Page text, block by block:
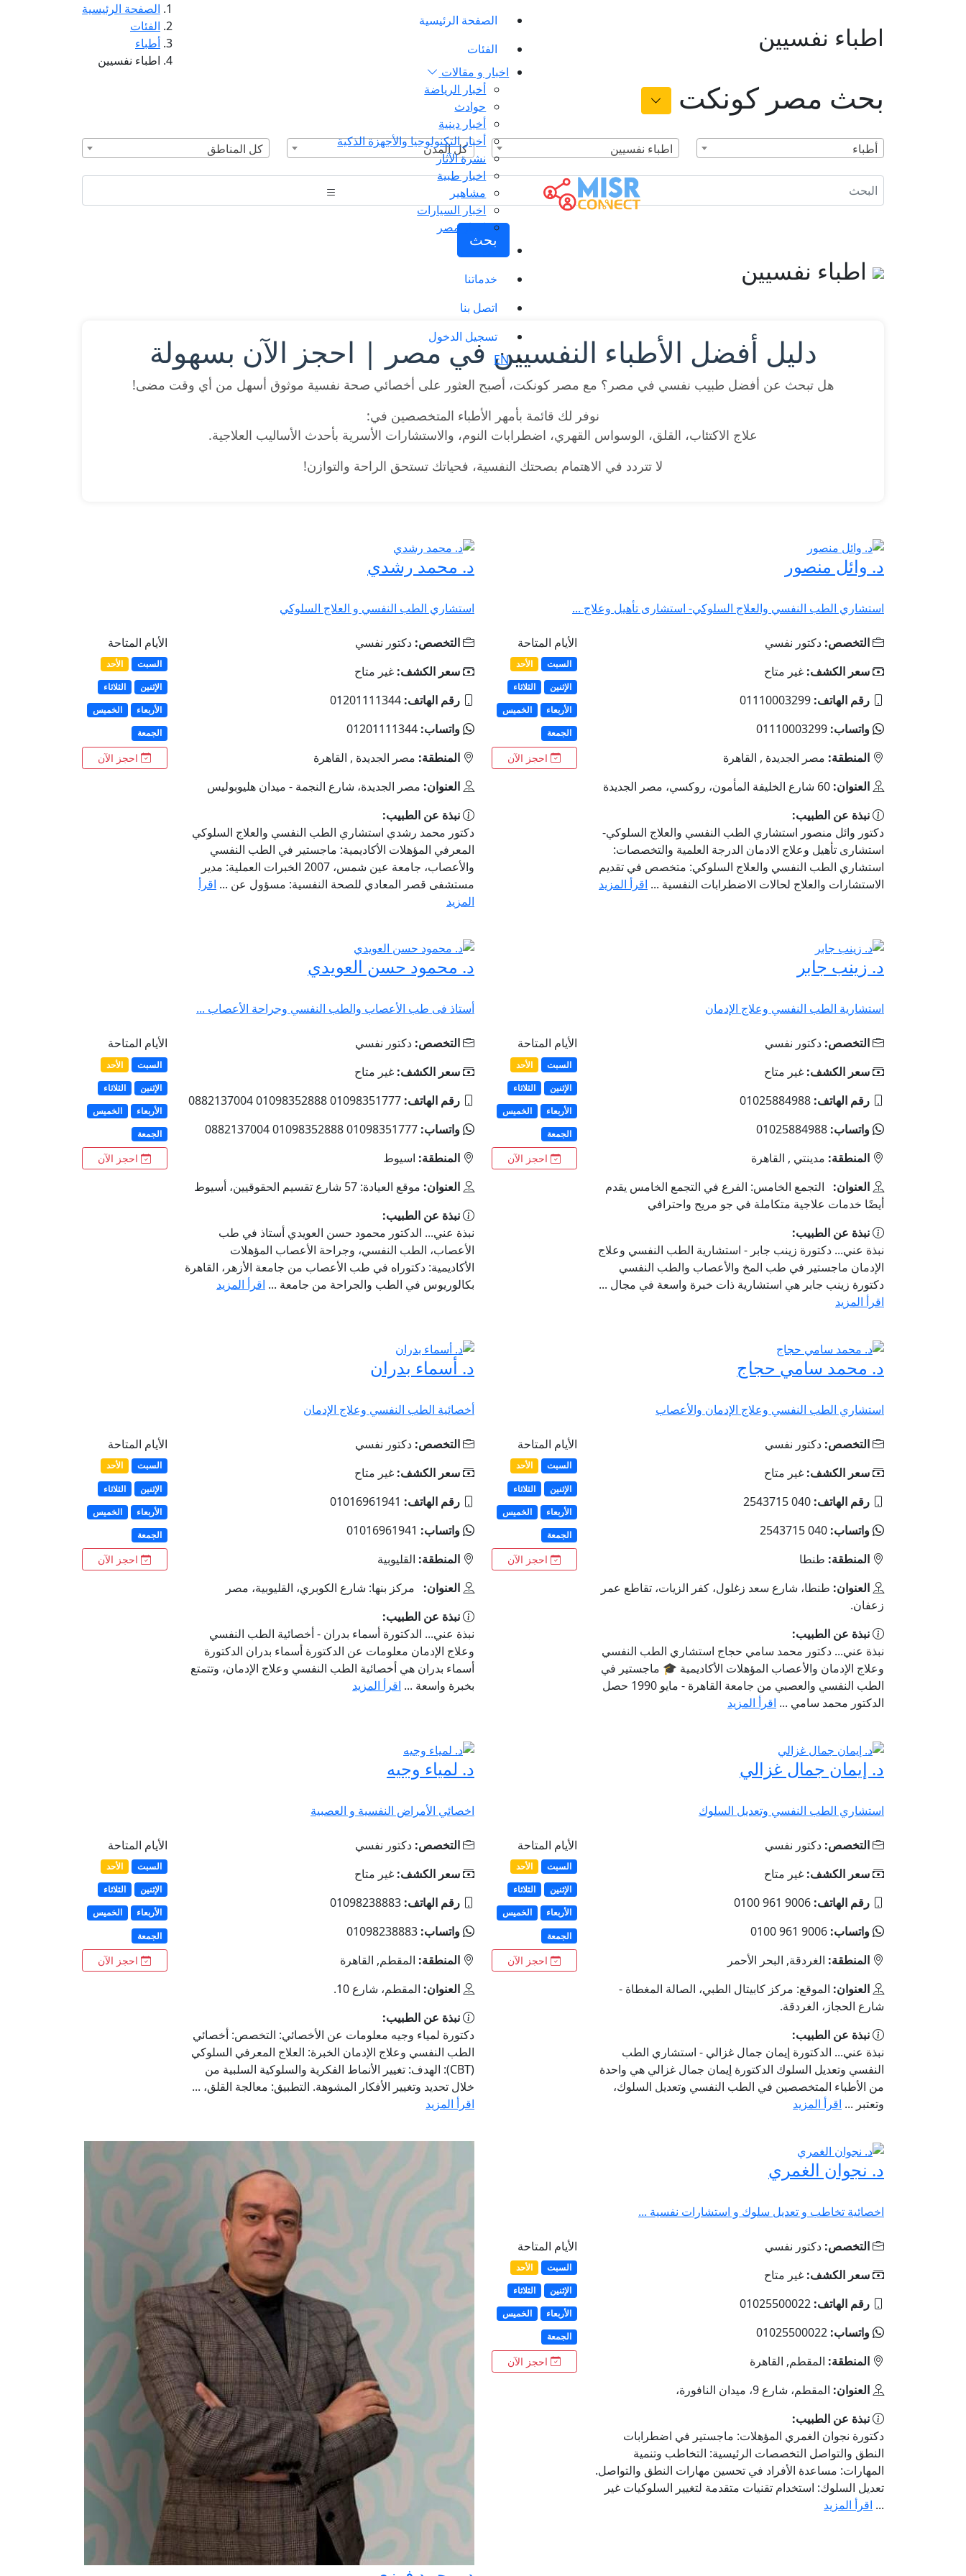
الصفحة الرئيسية
الفئات
اخبار و مقالات
أخبار الرياضة
حوادث
أخبار دينية
أخبار التكنولوجيا والأجهزة الذكية
نشرة الآثار
اخبار طبية
مشاهير
اخبار السيارات
اخبار مصر
من نحن
خدماتنا
اتصل بنا
تسجيل الدخول
EN
اطباء نفسيين
الصفحة الرئيسية
الفئات
أطباء
اطباء نفسيين
بحث مصر كونكت
أطباء اطباء نفسيين كل المدن كل المناطق
بحث
اطباء نفسيين
دليل أفضل الأطباء النفسيين في مصر | احجز الآن بسهولة
هل تبحث عن أفضل طبيب نفسي في مصر؟ مع مصر كونكت، أصبح العثور على أخصائي صحة نفسية موثوق أسهل من أي وقت مضى!
نوفر لك قائمة بأمهر الأطباء المتخصصين في:
علاج الاكتئاب، القلق، الوسواس القهري، اضطرابات النوم، والاستشارات الأسرية بأحدث الأساليب العلاجية.
لا تتردد في الاهتمام بصحتك النفسية، فحياتك تستحق الراحة والتوازن!
د. وائل منصور
استشاري الطب النفسي والعلاج السلوكي- استشارى تأهيل وعلاج ...
التخصص: دكتور نفسي
سعر الكشف: غير متاح
رقم الهاتف: 01110003299
واتساب: 01110003299
المنطقة: مصر الجديدة , القاهرة
العنوان: 60 شارع الخليفة المأمون، روكسي، مصر الجديدة
نبذة عن الطبيب:
دكتور وائل منصور استشاري الطب النفسي والعلاج السلوكي-
استشارى تأهيل وعلاج الادمان الدرجة العلمية والتخصصات:
استشاري الطب النفسي والعلاج السلوكي: متخصص في تقديم
الاستشارات والعلاج لحالات الاضطرابات النفسية ... اقرأ المزيد
الأيام المتاحة
السبت
الأحد
الإثنين
الثلاثاء
الأربعاء
الخميس
الجمعة
احجز الآن
د. محمد رشدي
استشاري الطب النفسي و العلاج السلوكي
التخصص: دكتور نفسي
سعر الكشف: غير متاح
رقم الهاتف: 01201111344
واتساب: 01201111344
المنطقة: مصر الجديدة , القاهرة
العنوان: مصر الجديدة، شارع النجمة - ميدان هليوبوليس
نبذة عن الطبيب:
دكتور محمد رشدي استشاري الطب النفسي والعلاج السلوكي
المعرفي المؤهلات الأكاديمية: ماجستير في الطب النفسي
والأعصاب، جامعة عين شمس، 2007 الخبرات العملية: مدير
مستشفى قصر المعادي للصحة النفسية: مسؤول عن ... اقرأ
المزيد
الأيام المتاحة
السبت
الأحد
الإثنين
الثلاثاء
الأربعاء
الخميس
الجمعة
احجز الآن
د. زينب جابر
استشارية الطب النفسي وعلاج الإدمان
التخصص: دكتور نفسي
سعر الكشف: غير متاح
رقم الهاتف: 01025884988
واتساب: 01025884988
المنطقة: مدينتي , القاهرة
العنوان:
التجمع الخامس: الفرع في التجمع الخامس يقدم
أيضًا خدمات علاجية متكاملة في جو مريح واحترافي
نبذة عن الطبيب:
نبذة عني... دكتورة زينب جابر - استشارية الطب النفسي وعلاج
الإدمان ماجستير في طب المخ والأعصاب والطب النفسي
دكتورة زينب جابر هي استشارية ذات خبرة واسعة في مجال ...
اقرأ المزيد
الأيام المتاحة
السبت
الأحد
الإثنين
الثلاثاء
الأربعاء
الخميس
الجمعة
احجز الآن
د. محمود حسن العويدي
أستاذ فى طب الأعصاب والطب النفسي وجراحة الأعصاب ...
التخصص: دكتور نفسي
سعر الكشف: غير متاح
رقم الهاتف: 01098351777 01098352888 0882137004
واتساب: 01098351777 01098352888 0882137004
المنطقة: اسيوط
العنوان: موقع العيادة: 57 شارع تقسيم الحقوقيين، أسيوط
نبذة عن الطبيب:
نبذة عني... الدكتور محمود حسن العويدي أستاذ في طب
الأعصاب، الطب النفسي، وجراحة الأعصاب المؤهلات
الأكاديمية: دكتوراه في طب الأعصاب من جامعة الأزهر، القاهرة
بكالوريوس في الطب والجراحة من جامعة ... اقرأ المزيد
الأيام المتاحة
السبت
الأحد
الإثنين
الثلاثاء
الأربعاء
الخميس
الجمعة
احجز الآن
د. محمد سامي حجاج
استشاري الطب النفسي وعلاج الإدمان والأعصاب
التخصص: دكتور نفسي
سعر الكشف: غير متاح
رقم الهاتف: 040 2543715
واتساب: 040 2543715
المنطقة: طنطا
العنوان: طنطا، شارع سعد زغلول، كفر الزيات، تقاطع عمر
زعفان.
نبذة عن الطبيب:
نبذة عني... دكتور محمد سامي حجاج استشاري الطب النفسي
وعلاج الإدمان والأعصاب المؤهلات الأكاديمية 🎓 ماجستير في
الطب النفسي والعصبي من جامعة القاهرة - مايو 1990 حصل
الدكتور محمد سامي ... اقرأ المزيد
الأيام المتاحة
السبت
الأحد
الإثنين
الثلاثاء
الأربعاء
الخميس
الجمعة
احجز الآن
د. أسماء بدران
أخصائية الطب النفسي وعلاج الإدمان
التخصص: دكتور نفسي
سعر الكشف: غير متاح
رقم الهاتف: 01016961941
واتساب: 01016961941
المنطقة: القليوبية
العنوان:
مركز بنها: شارع الكوبري، القليوبية، مصر
نبذة عن الطبيب:
نبذة عني... الدكتورة أسماء بدران - أخصائية الطب النفسي
وعلاج الإدمان معلومات عن الدكتورة أسماء بدران الدكتورة
أسماء بدران هي أخصائية الطب النفسي وعلاج الإدمان، وتتمتع
بخبرة واسعة ... اقرأ المزيد
الأيام المتاحة
السبت
الأحد
الإثنين
الثلاثاء
الأربعاء
الخميس
الجمعة
احجز الآن
د. إيمان جمال غزالي
استشاري الطب النفسي وتعديل السلوك
التخصص: دكتور نفسي
سعر الكشف: غير متاح
رقم الهاتف: ‎0100 961 9006
واتساب: ‎0100 961 9006
المنطقة: الغردقة, البحر الأحمر
العنوان: الموقع: مركز كابيتال الطبي، الصالة المغطاة -
شارع الحجاز، الغردقة.
نبذة عن الطبيب:
نبذة عني... الدكتورة إيمان جمال غزالي - استشاري الطب
النفسي وتعديل السلوك الدكتورة إيمان جمال غزالي هي واحدة
من الأطباء المتخصصين في الطب النفسي وتعديل السلوك،
وتعتبر ... اقرأ المزيد
الأيام المتاحة
السبت
الأحد
الإثنين
الثلاثاء
الأربعاء
الخميس
الجمعة
احجز الآن
د. لمياء وجيه
اخصائي الأمراض النفسية و العصبية
التخصص: دكتور نفسي
سعر الكشف: غير متاح
رقم الهاتف: 01098238883
واتساب: 01098238883
المنطقة: المقطم, القاهرة
العنوان: المقطم، شارع 10.
نبذة عن الطبيب:
دكتورة لمياء وجيه معلومات عن الأخصائي: التخصص: أخصائي
الطب النفسي وعلاج الإدمان الخبرة: العلاج المعرفي السلوكي
(CBT): الهدف: تغيير الأنماط الفكرية والسلوكية السلبية من
خلال تحديد وتغيير الأفكار المشوهة. التطبيق: معالجة القلق، ...
اقرأ المزيد
الأيام المتاحة
السبت
الأحد
الإثنين
الثلاثاء
الأربعاء
الخميس
الجمعة
احجز الآن
د. نجوان الغمري
اخصائية تخاطب و تعديل سلوك و استشارات نفسية ...
التخصص: دكتور نفسي
سعر الكشف: غير متاح
رقم الهاتف: 01025500022
واتساب: 01025500022
المنطقة: المقطم, القاهرة
العنوان: المقطم، شارع 9، ميدان النافورة،
نبذة عن الطبيب:
دكتورة نجوان الغمري المؤهلات: ماجستير في اضطرابات
النطق والتواصل التخصصات الرئيسية: التخاطب وتنمية
المهارات: مساعدة الأفراد في تحسين مهارات النطق والتواصل.
تعديل السلوك: استخدام تقنيات متقدمة لتغيير السلوكيات غير
... اقرأ المزيد
الأيام المتاحة
السبت
الأحد
الإثنين
الثلاثاء
الأربعاء
الخميس
الجمعة
احجز الآن